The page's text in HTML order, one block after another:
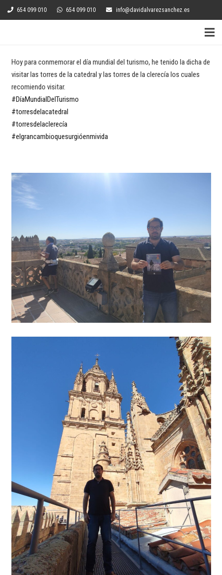
654 099 010 654 099 010 info@davidalvarezsanchez.es
Hoy para conmemorar el día mundial del turismo, he tenido la dicha de
visitar las torres de la catedral y las torres de la clerecía los cuales
recomiendo visitar.
#DíaMundialDelTurismo
#torresdelacatedral
#torresdelaclerecía
#elgrancambioquesurgióenmivida